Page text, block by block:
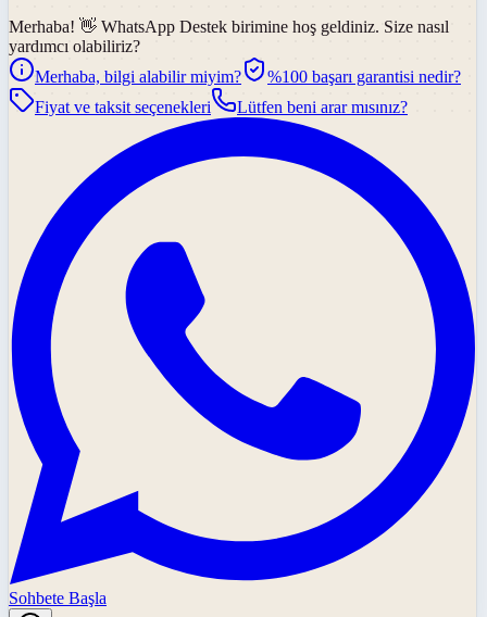
Merhaba! 👋 WhatsApp Destek birimine hoş geldiniz. Size nasıl
yardımcı olabiliriz?
Merhaba, bilgi alabilir miyim?
%100 başarı garantisi nedir?
Fiyat ve taksit seçenekleri
Lütfen beni arar mısınız?
Sohbete Başla